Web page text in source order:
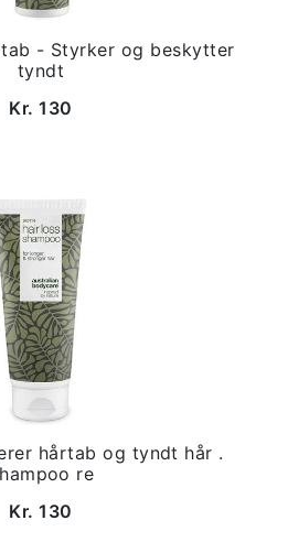
- Styrker og beskytter
tyndt
Kr. 130
hårtab og tyndt hår .
re
Kr. 130